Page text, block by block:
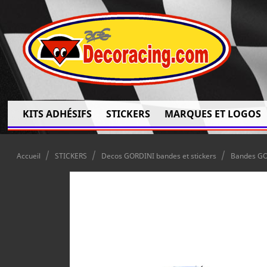
KITS ADHÉSIFS STICKERS MARQUES ET LOGOS
Accueil STICKERS Decos GORDINI bandes et stickers Bandes